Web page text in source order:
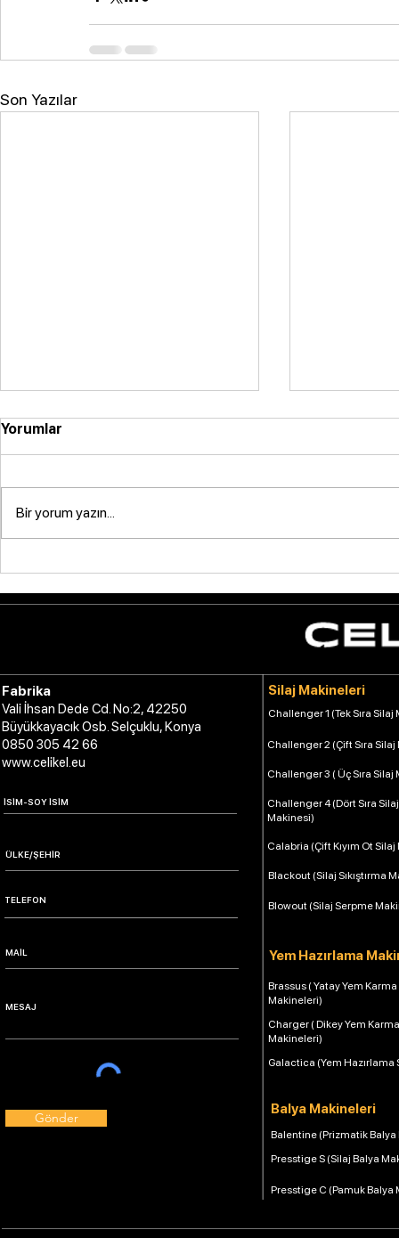
Son Yazılar
Gelecek
Yorumlar
Bir yorum yazın...
Fabrika
Vali İhsan Dede Cd. No:2, 42250
Büyükkayacık Osb. Selçuklu, Konya
0850 305 42 66
www.celikel.eu
Gönder
Silaj Makineleri
Challenger 1 (Tek Sıra
Challenger 2 (Çift Sıra
Calabria (Çift Kıyım Ot
Blackout (Silaj Sıkıştırma
Blowout (Silaj Serpme
Yem Hazırlama
Challenger 4 (Dört Sıra Silaj
Makinesi)
Challenger 3 ( Üç Sıra Silaj
Brassus ( Yatay Yem Karma
Makineleri)
Charger ( Dikey Yem Karma
Makineleri)
Galactica (Yem Hazırlama
Balya Makineleri
Balentine (Prizmatik
Presstige S (Silaj Balya
Presstige C (Pamuk Balya